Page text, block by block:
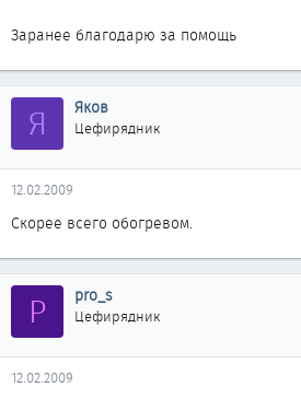
Заранее благодарю за помощь
Я Яков
Цефирядник
12.02.2009
Скорее всего обогревом.
P pro_s
Цефирядник
12.02.2009